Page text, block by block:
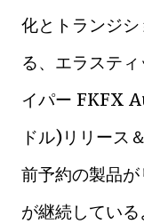
化とトランジ
る、エラステ
イパー FKFX
ドル)リリース
前予約の製品
が継続してい